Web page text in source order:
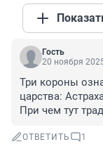
Гость
20 ноября
Три короны
царства:
При чем тут
ОТВЕТИТЬ 1